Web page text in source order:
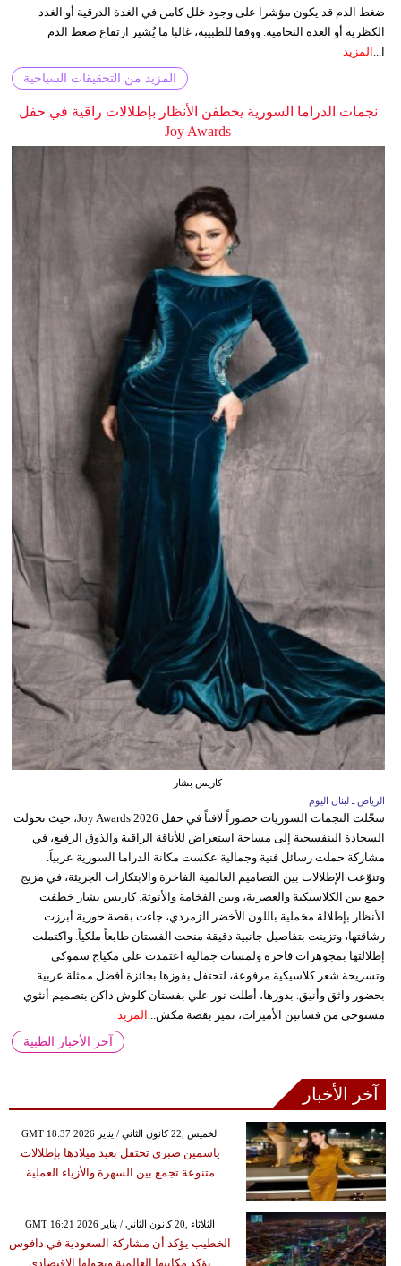
ضغط الدم قد يكون مؤشرا على وجود خلل كامن في الغدة الدرقية أو الغدد
الكظرية أو الغدة النخامية. ووفقا للطبيبة، غالبا ما يُشير ارتفاع ضغط الدم
ا... المزيد
المزيد من التحقيقات السياحية
نجمات الدراما السورية يخطفن الأنظار بإطلالات راقية في حفل
Joy Awards
كاريس بشار
الرياض ـ لبنان اليوم
سجّلت النجمات السوريات حضوراً لافتاً في حفل Joy Awards 2026، حيث تحولت
السجادة البنفسجية إلى مساحة استعراض للأناقة الراقية والذوق الرفيع، في
مشاركة حملت رسائل فنية وجمالية عكست مكانة الدراما السورية عربياً.
وتنوّعت الإطلالات بين التصاميم العالمية الفاخرة والابتكارات الجريئة، في مزيج
جمع بين الكلاسيكية والعصرية، وبين الفخامة والأنوثة. كاريس بشار خطفت
الأنظار بإطلالة مخملية باللون الأخضر الزمردي، جاءت بقصة حورية أبرزت
رشاقتها، وتزينت بتفاصيل جانبية دقيقة منحت الفستان طابعاً ملكياً. واكتملت
إطلالتها بمجوهرات فاخرة ولمسات جمالية اعتمدت على مكياج سموكي
وتسريحة شعر كلاسيكية مرفوعة، لتحتفل بفوزها بجائزة أفضل ممثلة عربية
بحضور واثق وأنيق. بدورها، أطلت نور علي بفستان كلوش داكن بتصميم أنثوي
مستوحى من فساتين الأميرات، تميز بقصة مكش... المزيد
آخر الأخبار الطبية
آخر الأخبار
GMT 18:37 2026 الخميس ,22 كانون الثاني / يناير
ياسمين صبري تحتفل بعيد ميلادها بإطلالات
متنوعة تجمع بين السهرة والأزياء العملية
GMT 16:21 2026 الثلاثاء ,20 كانون الثاني / يناير
الخطيب يؤكد أن مشاركة السعودية في دافوس
تؤكد مكانتها العالمية وتحولها الاقتصادي